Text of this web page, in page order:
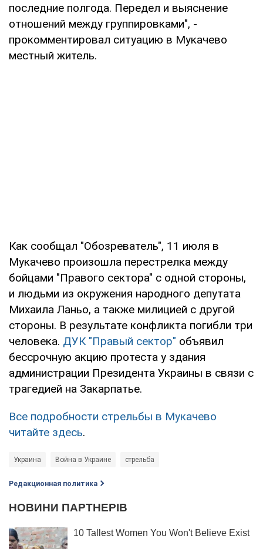
последние полгода. Передел и выяснение
отношений между группировками", -
прокомментировал ситуацию в Мукачево
местный житель.
Как сообщал "Обозреватель", 11 июля в
Мукачево произошла перестрелка между
бойцами "Правого сектора" с одной стороны,
и людьми из окружения народного депутата
Михаила Ланьо, а также милицией с другой
стороны. В результате конфликта погибли три
человека. ДУК "Правый сектор" объявил
бессрочную акцию протеста у здания
администрации Президента Украины в связи с
трагедией на Закарпатье.
Все подробности стрельбы в Мукачево
читайте здесь.
Украина Война в Украине стрельба
Редакционная политика